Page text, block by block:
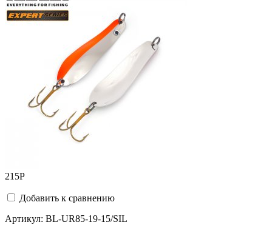
215Р
Добавить к сравнению
Артикул: BL-UR85-19-15/SIL